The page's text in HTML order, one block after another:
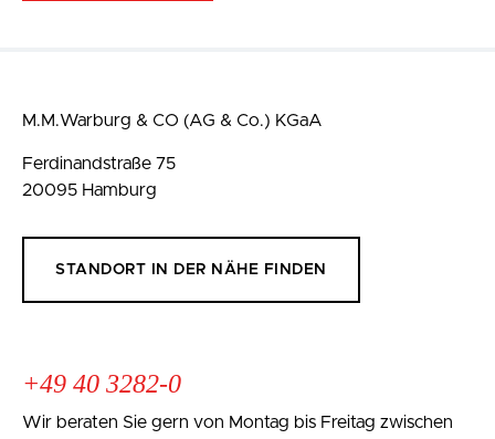
M.M.Warburg & CO (AG & Co.) KGaA
Ferdinandstraße 75
20095 Hamburg
STANDORT IN DER NÄHE FINDEN
+49 40 3282-0
Wir beraten Sie gern von Montag bis Freitag zwischen